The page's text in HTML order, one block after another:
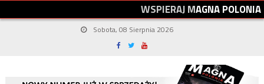
WSPIERAJMAGNAPOLONIA
Sobota, 08 Sierpnia 2026